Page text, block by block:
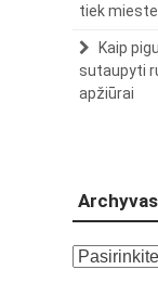
tiek
Kaip
sutaupyti
apžiūrai
Archyvas
Archyvas